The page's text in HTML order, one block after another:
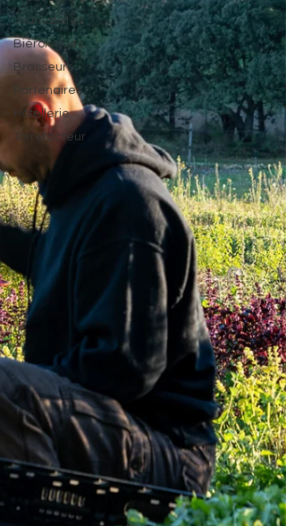
Journalistes
Biérologues
Brasseurs
Partenaires
Hôtellerie
Torrefacteur